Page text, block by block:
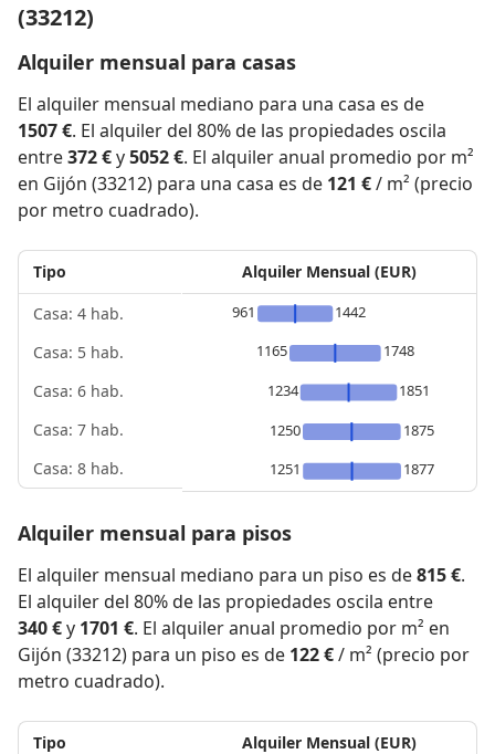
(33212)
Alquiler mensual para casas
El alquiler mensual mediano para una casa es de
1507 €. El alquiler del 80% de las propiedades oscila
entre372 €y5052 €. El alquiler anual promedio por m²
en Gijón (33212) para una casa es de 121 €/ m² (precio
por metro cuadrado).
Tipo
Casa: 4 hab.
Casa: 5 hab.
Casa: 6 hab.
Casa: 7 hab.
Casa: 8 hab.
Alquiler Mensual (EUR)
961
1442
1165
1748
1234
1851
1250
1875
1251
1877
Alquiler mensual para pisos
El alquiler mensual mediano para un piso es de815 €.
El alquiler del 80% de las propiedades oscila entre
340 €y 1701 €. El alquiler anual promedio por m² en
Gijón (33212) para un piso es de 122 €/ m² (precio por
metro cuadrado).
Tipo
Alquiler Mensual (EUR)